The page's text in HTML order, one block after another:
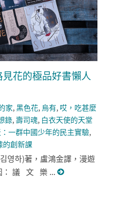
花的極品好書懶人
家,黑色花, 烏有, 哎，吃甚麼
錄,壽司魂, 白衣天使的天堂
一群中國少年的民主實驗,
的創新課
영하)著，盧鴻金譯，漫遊
： 議 文 樂 ...